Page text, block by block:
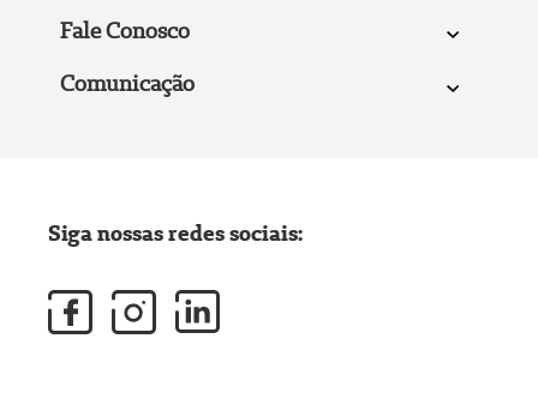
Fale Conosco
Comunicação
Siga nossas redes sociais: